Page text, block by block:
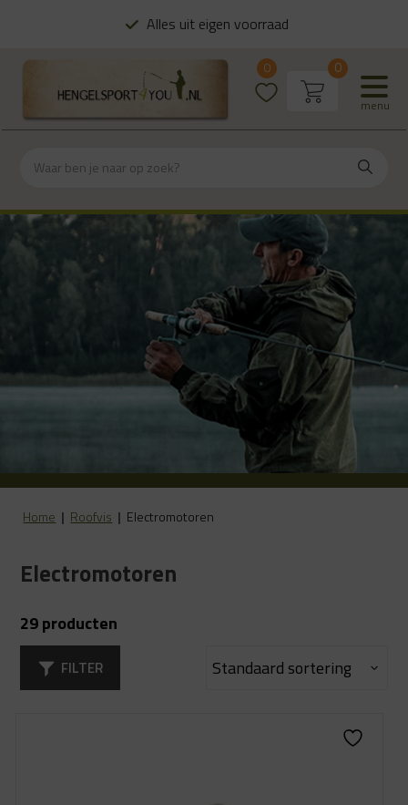
Alles uit eigen voorraad
menu
0 0
Home | Roofvis | Electromotoren
Electromotoren
29 producten
FILTER